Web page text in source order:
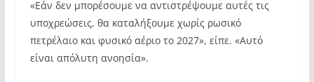
«Εάν δεν μπορέσουμε να αντιστρέψουμε αυτές τις
υποχρεώσεις, θα καταλήξουμε χωρίς ρωσικό
πετρέλαιο και φυσικό αέριο το 2027», είπε. «Αυτό
είναι απόλυτη ανοησία».